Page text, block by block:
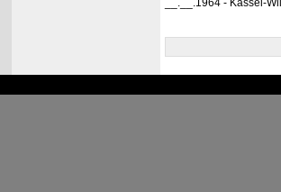
__.__.1964 - Kassel-